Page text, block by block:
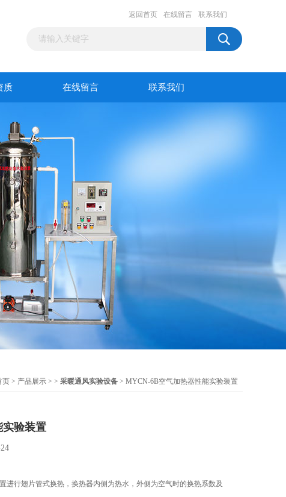
返回首页 在线留言 联系我们
质 在线留言 联系我们
页 > 产品展示 > > 采暖通风实验设备 > MYCN-6B空气加热器性能实验装置
实验装置
进行翅片管式换热，换热器内侧为热水，外侧为空气时的换热系数及